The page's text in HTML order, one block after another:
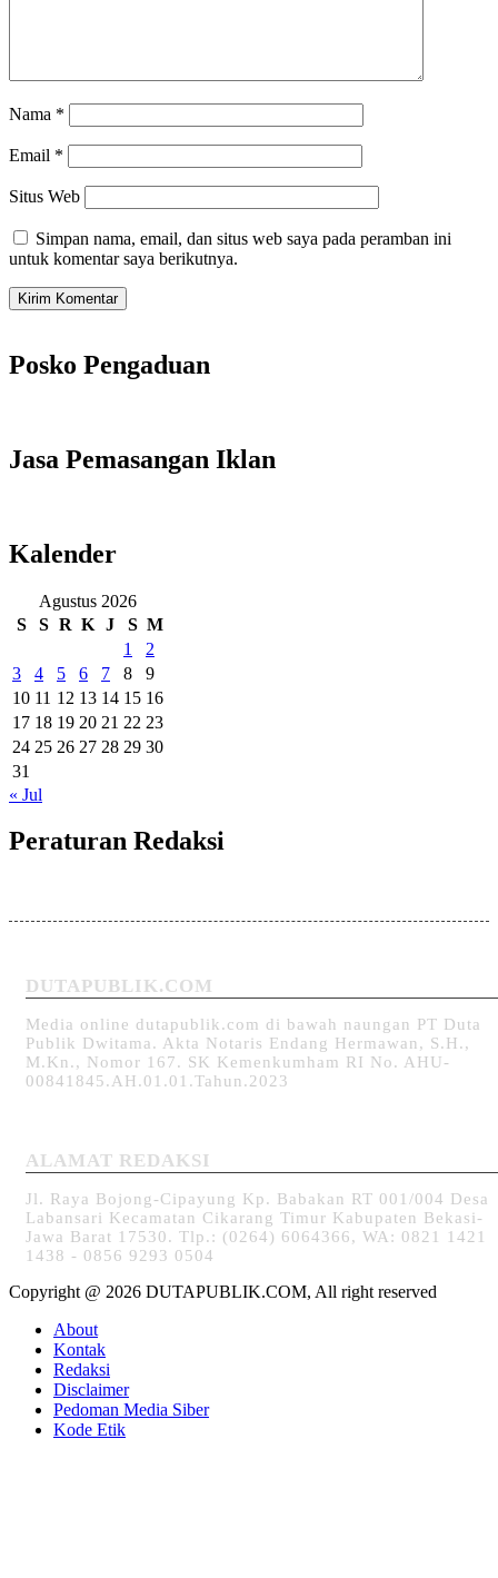
Nama *
Email *
Situs Web
Simpan nama, email, dan situs web saya pada peramban ini
untuk komentar saya berikutnya.
Posko Pengaduan
Jasa Pemasangan Iklan
Kalender
Agustus 2026
S
S R K J S M
1
2
3
4 5 6 7 8
9
10 11 12 13 14 15 16
17 18 19 20 21 22 23
24 25 26 27 28 29 30
31
« Jul
Peraturan Redaksi
DUTAPUBLIK.COM
Media online dutapublik.com di bawah naungan PT Duta
Publik Dwitama. Akta Notaris Endang Hermawan, S.H.,
M.Kn., Nomor 167. SK Kemenkumham RI No. AHU-
00841845.AH.01.01.Tahun.2023
ALAMAT REDAKSI
Jl. Raya Bojong-Cipayung Kp. Babakan RT 001/004 Desa
Labansari Kecamatan Cikarang Timur Kabupaten Bekasi-
Jawa Barat 17530. Tlp.: (0264) 6064366, WA: 0821 1421
1438 - 0856 9293 0504
Copyright @ 2026 DUTAPUBLIK.COM, All right reserved
About
Kontak
Redaksi
Disclaimer
Pedoman Media Siber
Kode Etik